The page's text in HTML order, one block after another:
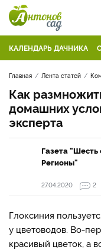
КАЛЕНДАРЬ ДАЧНИКА
Главная Лента статей
Как
домашних
эксперта
Газета "Шесть
Регионы"
27.04.2020
2
Глоксиния
у цветоводов. Во-
красивый цветок, а